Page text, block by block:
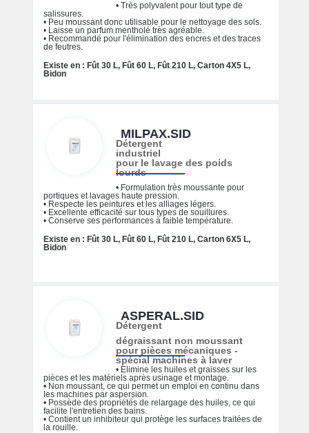
• Très polyvalent pour tout type de
salissures.
• Peu moussant donc utilisable pour le nettoyage des sols.
• Laisse un parfum mentholé très agréable.
• Recommandé pour l'élimination des encres et des traces
de feutres.
Existe en : Fût 30 L, Fût 60 L, Fût 210 L, Carton 4X5 L,
Bidon
MILPAX.SID
Détergent
industriel
pour le lavage des poids
lourds
• Formulation très moussante pour
portiques et lavages haute pression.
• Respecte les peintures et les alliages légers.
• Excellente efficacité sur tous types de souillures.
• Conserve ses performances à faible température.
Existe en : Fût 30 L, Fût 60 L, Fût 210 L, Carton 6X5 L,
Bidon
ASPERAL.SID
Détergent
dégraissant non moussant
pour pièces mécaniques -
spécial machines à laver
• Elimine les huiles et graisses sur les
pièces et les matériels après usinage et montage.
• Non moussant, ce qui permet un emploi en continu dans
les machines par aspersion.
• Possède des propriétés de relargage des huiles, ce qui
facilite l'entretien des bains.
• Contient un inhibiteur qui protège les surfaces traitées de
la rouille.